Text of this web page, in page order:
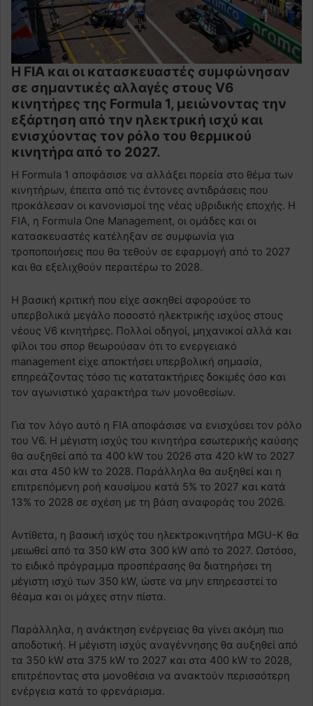
Η FIA και οι κατασκευαστές συμφώνησαν
σε σημαντικές αλλαγές στους V6
κινητήρες της Formula 1, μειώνοντας την
εξάρτηση από την ηλεκτρική ισχύ και
ενισχύοντας τον ρόλο του θερμικού
κινητήρα από το 2027.
Η Formula 1 αποφάσισε να αλλάξει πορεία στο θέμα των
κινητήρων, έπειτα από τις έντονες αντιδράσεις που
προκάλεσαν οι κανονισμοί της νέας υβριδικής εποχής. Η
FIA, η Formula One Management, οι ομάδες και οι
κατασκευαστές κατέληξαν σε συμφωνία για
τροποποιήσεις που θα τεθούν σε εφαρμογή από το 2027
και θα εξελιχθούν περαιτέρω το 2028.
Η βασική κριτική που είχε ασκηθεί αφορούσε το
υπερβολικά μεγάλο ποσοστό ηλεκτρικής ισχύος στους
νέους V6 κινητήρες. Πολλοί οδηγοί, μηχανικοί αλλά και
φίλοι του σπορ θεωρούσαν ότι το ενεργειακό
management είχε αποκτήσει υπερβολική σημασία,
επηρεάζοντας τόσο τις κατατακτήριες δοκιμές όσο και
τον αγωνιστικό χαρακτήρα των μονοθεσίων.
Για τον λόγο αυτό η FIA αποφάσισε να ενισχύσει τον ρόλο
του V6. Η μέγιστη ισχύς του κινητήρα εσωτερικής καύσης
θα αυξηθεί από τα 400 kW του 2026 στα 420 kW το 2027
και στα 450 kW το 2028. Παράλληλα θα αυξηθεί και η
επιτρεπόμενη ροή καυσίμου κατά 5% το 2027 και κατά
13% το 2028 σε σχέση με τη βάση αναφοράς του 2026.
Αντίθετα, η βασική ισχύς του ηλεκτροκινητήρα MGU-K θα
μειωθεί από τα 350 kW στα 300 kW από το 2027. Ωστόσο,
το ειδικό πρόγραμμα προσπέρασης θα διατηρήσει τη
μέγιστη ισχύ των 350 kW, ώστε να μην επηρεαστεί το
θέαμα και οι μάχες στην πίστα.
Παράλληλα, η ανάκτηση ενέργειας θα γίνει ακόμη πιο
αποδοτική. Η μέγιστη ισχύς αναγέννησης θα αυξηθεί από
τα 350 kW στα 375 kW το 2027 και στα 400 kW το 2028,
επιτρέποντας στα μονοθέσια να ανακτούν περισσότερη
ενέργεια κατά το φρενάρισμα.